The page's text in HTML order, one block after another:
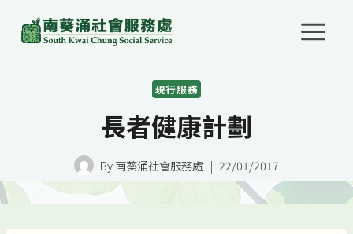
現行服務
長者健康計劃
By南葵涌社會服務處 22/01/2017